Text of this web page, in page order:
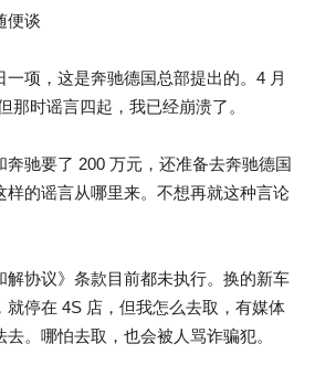
便谈
项，这是奔驰德国总部提出的。4 月
那时谣言四起，我已经崩溃了。
奔驰要了 200 万元，还准备去奔驰德国
样的谣言从哪里来。不想再就这种言论
解协议》条款目前都未执行。换的新车
就停在 4S 店，但我怎么去取，有媒体
。哪怕去取，也会被人骂诈骗犯。